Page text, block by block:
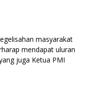
masyarakat
mendapat uluran
juga Ketua PMI